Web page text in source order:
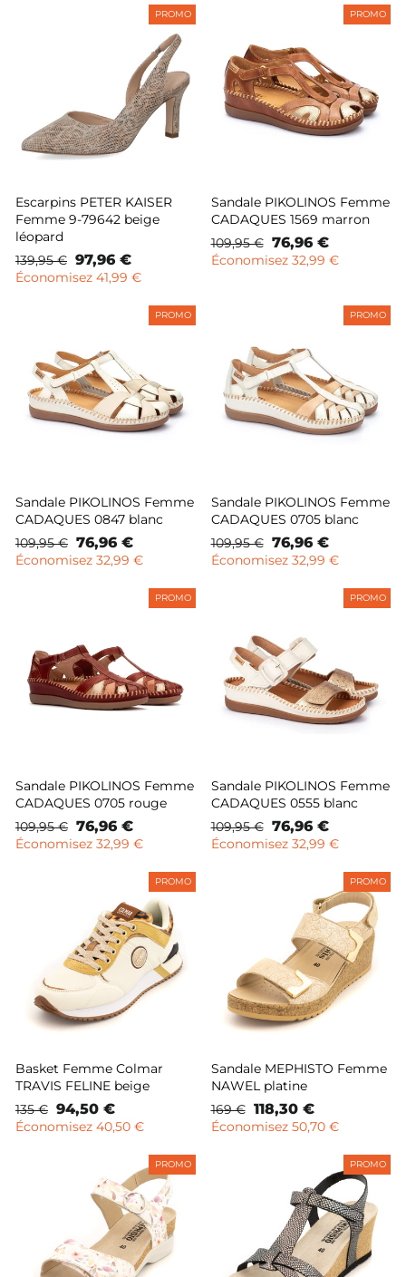
PROMO
Escarpins PETER KAISER
Femme 9-79642 beige
léopard
Prix
normal
139,95 € Prix
remisé
97,96 €
Économisez 41,99 €
PROMO
Sandale PIKOLINOS Femme
CADAQUES 1569 marron
Prix
normal
109,95 € Prix
remisé
76,96 €
Économisez 32,99 €
PROMO
Sandale PIKOLINOS Femme
CADAQUES 0847 blanc
Prix
normal
109,95 € Prix
remisé
76,96 €
Économisez 32,99 €
PROMO
Sandale PIKOLINOS Femme
CADAQUES 0705 blanc
Prix
normal
109,95 € Prix
remisé
76,96 €
Économisez 32,99 €
PROMO
Sandale PIKOLINOS Femme
CADAQUES 0705 rouge
Prix
normal
109,95 € Prix
remisé
76,96 €
Économisez 32,99 €
PROMO
Sandale PIKOLINOS Femme
CADAQUES 0555 blanc
Prix
normal
109,95 € Prix
remisé
76,96 €
Économisez 32,99 €
PROMO
Basket Femme Colmar
TRAVIS FELINE beige
Prix
normal
135 € Prix
remisé
94,50 €
Économisez 40,50 €
PROMO
Sandale MEPHISTO Femme
NAWEL platine
Prix
normal
169 € Prix
remisé
118,30 €
Économisez 50,70 €
PROMO PROMO